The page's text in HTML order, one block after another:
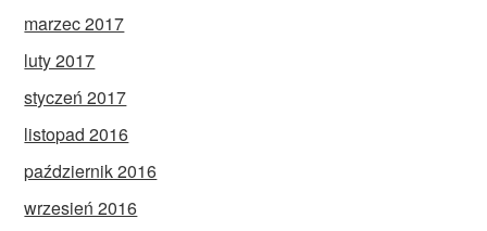
marzec 2017
luty 2017
styczeń 2017
listopad 2016
październik 2016
wrzesień 2016